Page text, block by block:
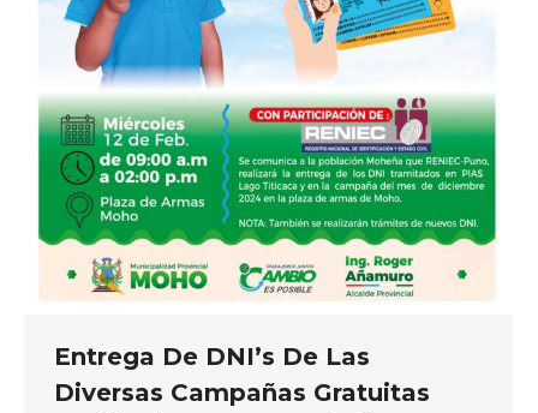
Entrega De DNI’s De Las
Diversas Campañas Gratuitas